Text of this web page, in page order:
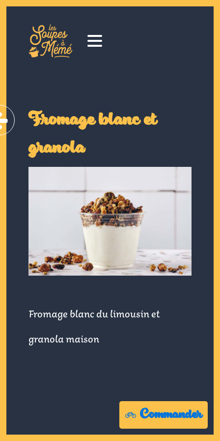
Commander
Fromage blanc et
granola
Fromage blanc du limousin et
granola maison